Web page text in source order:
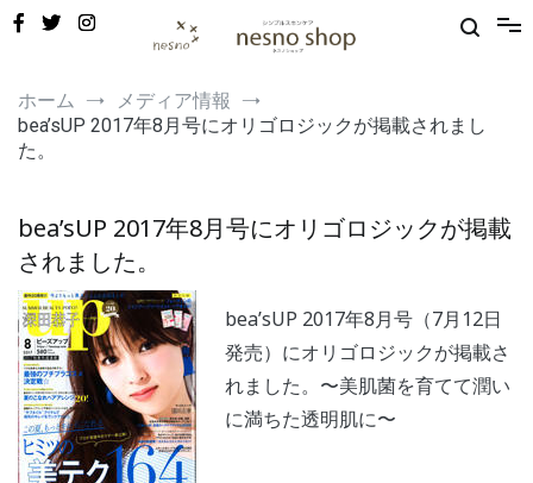
nesno（ネスノ）公式
ホーム
メディア情報
bea’sUP 2017年8月号にオリゴロジックが掲載されまし
た。
bea’sUP 2017年8月号にオリゴロジックが掲載
されました。
bea’sUP 2017年8月号（7月12日
発売）にオリゴロジックが掲載さ
れました。〜美肌菌を育てて潤い
に満ちた透明肌に〜